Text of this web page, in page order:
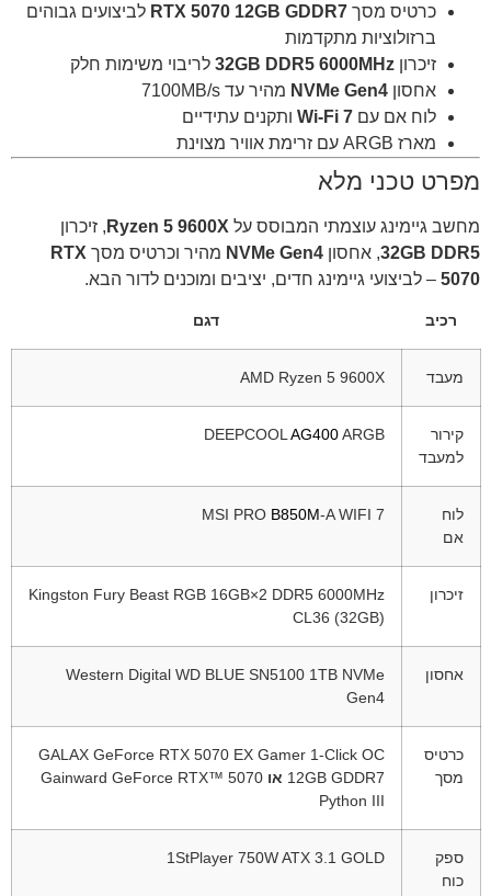
כרטיס מסך RTX 5070 12GB GDDR7 לביצועים גבוהים
ברזולוציות מתקדמות
זיכרון 32GB DDR5 6000MHz לריבוי משימות חלק
אחסון NVMe Gen4 מהיר עד 7100MB/s
לוח אם עם Wi-Fi 7 ותקנים עתידיים
מארז ARGB עם זרימת אוויר מצוינת
מפרט טכני מלא
מחשב גיימינג עוצמתי המבוסס על Ryzen 5 9600X , זיכרון
32GB DDR5, אחסון NVMe Gen4 מהיר וכרטיס מסך RTX
5070 – לביצועי גיימינג חדים, יציבים ומוכנים לדור הבא.
רכיב דגם
מעבד AMD Ryzen 5 9600X
קירור
למעבד
DEEPCOOL AG400ARGB
לוח
אם
MSI PRO B850M-A WIFI 7
זיכרון
Kingston Fury Beast RGB 16GB×2 DDR5 6000MHz
CL36 (32GB)
אחסון Western Digital WD BLUE SN5100 1TB NVMe
Gen4
כרטיס
מסך
GALAX GeForce RTX 5070 EX Gamer 1-Click OC
12GB GDDR7 או Gainward GeForce RTX™ 5070
Python III
ספק
כוח
1StPlayer 750W ATX 3.1 GOLD